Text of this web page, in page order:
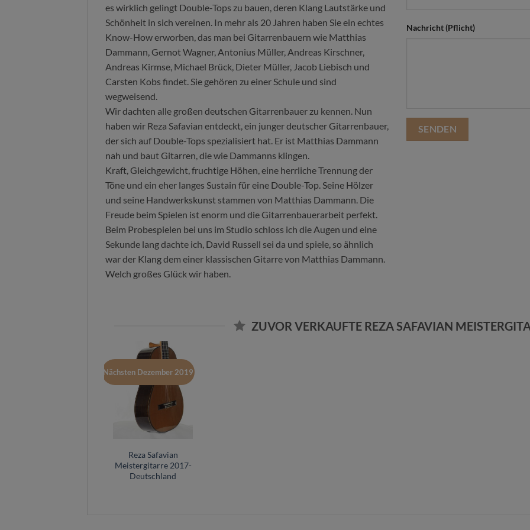
es wirklich gelingt Double-Tops zu bauen, deren Klang Lautstärke und
Schönheit in sich vereinen. In mehr als 20 Jahren haben Sie ein echtes
Know-How erworben, das man bei Gitarrenbauern wie Matthias
Dammann, Gernot Wagner, Antonius Müller, Andreas Kirschner,
Andreas Kirmse, Michael Brück, Dieter Müller, Jacob Liebisch und
Carsten Kobs findet. Sie gehören zu einer Schule und sind
wegweisend.
Wir dachten alle großen deutschen Gitarrenbauer zu kennen. Nun
haben wir Reza Safavian entdeckt, ein junger deutscher Gitarrenbauer,
der sich auf Double-Tops spezialisiert hat. Er ist Matthias Dammann
nah und baut Gitarren, die wie Dammanns klingen.
Kraft, Gleichgewicht, fruchtige Höhen, eine herrliche Trennung der
Töne und ein eher langes Sustain für eine Double-Top. Seine Hölzer
und seine Handwerkskunst stammen von Matthias Dammann. Die
Freude beim Spielen ist enorm und die Gitarrenbauerarbeit perfekt.
Beim Probespielen bei uns im Studio schloss ich die Augen und eine
Sekunde lang dachte ich, David Russell sei da und spiele, so ähnlich
war der Klang dem einer klassischen Gitarre von Matthias Dammann.
Welch großes Glück wir haben.
Nachricht (Pflicht)
ZUVOR VERKAUFTE REZA SAFAVIAN
Nächsten Dezember 2019
Reza Safavian
Meistergitarre 2017-
Deutschland